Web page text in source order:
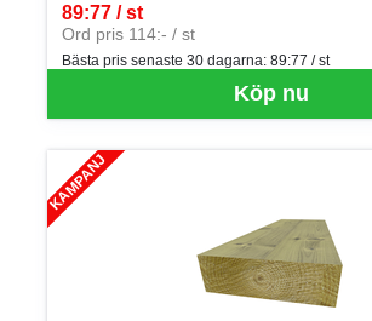
Köp nu
89:77 / st
SEK per ST
Ord pris 114:- / st
Bästa pris senaste 30 dagarna: 89:77 / st
KAMPANJ